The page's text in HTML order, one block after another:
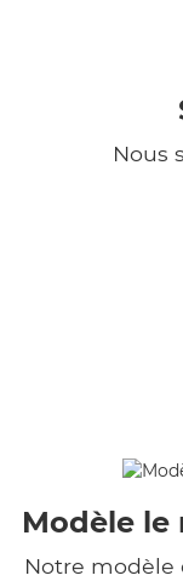
Nous
Modèle le
Notre modèle